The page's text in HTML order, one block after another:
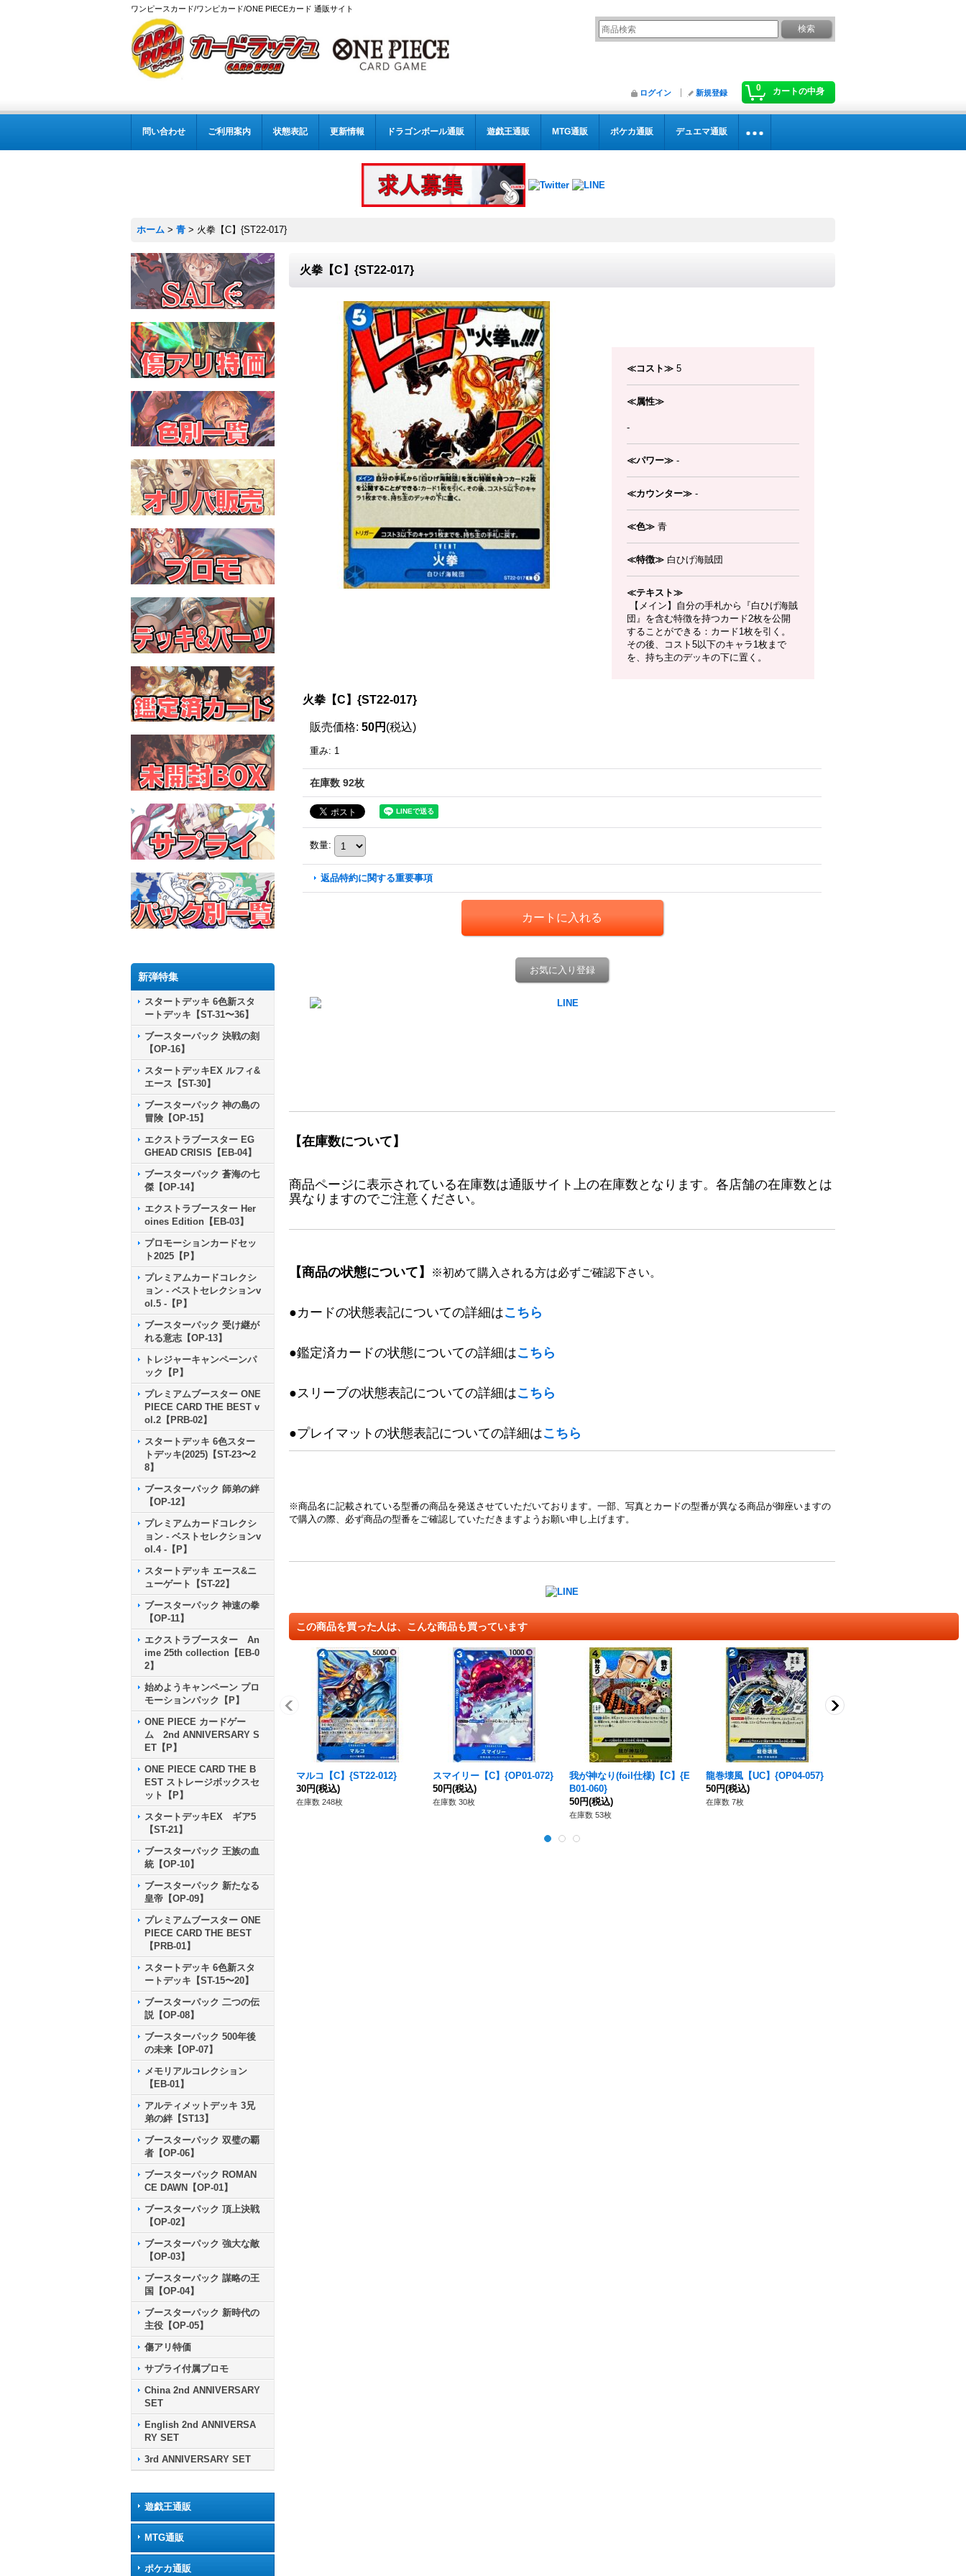
ワンピースカード/ワンピカード/ONE PIECEカード 通販サイト
0 カートの中身
ログイン 新規登録
問い合わせ ご利用案内 状態表記 更新情報 ドラゴンボール通販 遊戯王通販 MTG通販 ポケカ通販 デュエマ通販
ホーム > 青 > 火拳【C】{ST22-017}
新弾特集
スタートデッキ 6色新スタ
ートデッキ【ST-31〜36】
ブースターパック 決戦の刻
【OP-16】
スタートデッキEX ルフィ&
エース【ST-30】
ブースターパック 神の島の
冒険【OP-15】
エクストラブースター EG
GHEAD CRISIS【EB-04】
ブースターパック 蒼海の七
傑【OP-14】
エクストラブースター Her
oines Edition【EB-03】
プロモーションカードセッ
ト2025【P】
プレミアムカードコレクシ
ョン - ベストセレクションv
ol.5 -【P】
ブースターパック 受け継が
れる意志【OP-13】
トレジャーキャンペーンパ
ック【P】
プレミアムブースター ONE
PIECE CARD THE BEST v
ol.2【PRB-02】
スタートデッキ 6色スター
トデッキ(2025)【ST-23〜2
8】
ブースターパック 師弟の絆
【OP-12】
プレミアムカードコレクシ
ョン - ベストセレクションv
ol.4 -【P】
スタートデッキ エース&ニ
ューゲート【ST-22】
ブースターパック 神速の拳
【OP-11】
エクストラブースター An
ime 25th collection【EB-0
2】
始めようキャンペーン プロ
モーションパック【P】
ONE PIECE カードゲー
ム 2nd ANNIVERSARY S
ET【P】
ONE PIECE CARD THE B
EST ストレージボックスセ
ット【P】
スタートデッキEX ギア5
【ST-21】
ブースターパック 王族の血
統【OP-10】
ブースターパック 新たなる
皇帝【OP-09】
プレミアムブースター ONE
PIECE CARD THE BEST
【PRB-01】
スタートデッキ 6色新スタ
ートデッキ【ST-15〜20】
ブースターパック 二つの伝
説【OP-08】
ブースターパック 500年後
の未来【OP-07】
メモリアルコレクション
【EB-01】
アルティメットデッキ 3兄
弟の絆【ST13】
ブースターパック 双璧の覇
者【OP-06】
ブースターパック ROMAN
CE DAWN【OP-01】
ブースターパック 頂上決戦
【OP-02】
ブースターパック 強大な敵
【OP-03】
ブースターパック 謀略の王
国【OP-04】
ブースターパック 新時代の
主役【OP-05】
傷アリ特価
サプライ付属プロモ
China 2nd ANNIVERSARY
SET
English 2nd ANNIVERSA
RY SET
3rd ANNIVERSARY SET
遊戯王通販
MTG通販
ポケカ通販
火拳【C】{ST22-017}
≪コスト≫ 5
≪属性≫
-
≪パワー≫ -
≪カウンター≫ -
≪色≫ 青
≪特徴≫ 白ひげ海賊団
≪テキスト≫
【メイン】自分の手札から『白ひげ海賊
団』を含む特徴を持つカード2枚を公開
することができる：カード1枚を引く。
その後、コスト5以下のキャラ1枚まで
を、持ち主のデッキの下に置く。
火拳【C】{ST22-017}
販売価格: 50円 (税込)
重み: 1
在庫数 92枚
数量:
返品特約に関する重要事項
お気に入り登録
【在庫数について】
商品ページに表示されている在庫数は通販サイト上の在庫数となります。各店舗の在庫数とは
異なりますのでご注意ください。
【商品の状態について】 ※初めて購入される方は必ずご確認下さい。
●カードの状態表記についての詳細はこちら
●鑑定済カードの状態についての詳細はこちら
●スリーブの状態表記についての詳細はこちら
●プレイマットの状態表記についての詳細はこちら
※商品名に記載されている型番の商品を発送させていただいております。一部、写真とカードの型番が異なる商品が御座いますの
で購入の際、必ず商品の型番をご確認していただきますようお願い申し上げます。
この商品を買った人は、こんな商品も買っています
マルコ【C】{ST22-012}
30円(税込)
在庫数 248枚
スマイリー【C】{OP01-072}
50円(税込)
在庫数 30枚
我が神なり(foil仕様)【C】{E
B01-060}
50円(税込)
在庫数 53枚
龍巻壊風【UC】{OP04-057}
50円(税込)
在庫数 7枚